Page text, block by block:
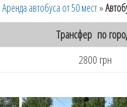
Аренда автобуса от 50 мест»
Трансфер по
2800 грн